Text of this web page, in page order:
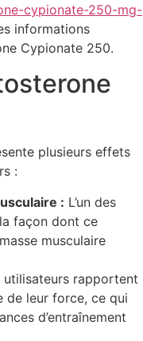
cypionate-250-mg-
informations
Cypionate 250.
plusieurs effets
:
: L’un des
façon dont ce
musculaire
utilisateurs rapportent
de leur force, ce qui
d’entraînement